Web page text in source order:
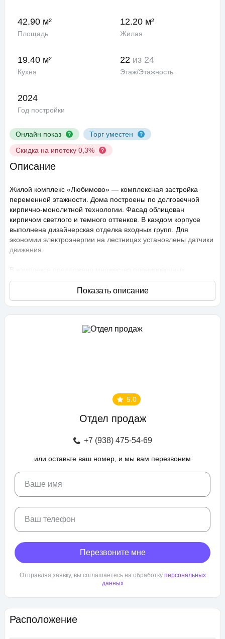
Онлайн показ
Торг уместен
Скидка на ипотеку 0,3%
42.90 м²
Площадь
12.20 м²
Жилая
19.40 м²
Кухня
22 из 24
Этаж/Этажность
2024
Год постройки
Описание
Жилой комплекс «Любимово» — комплексная застройка
переменной этажности. Дома построены по долговечной
кирпично-монолитной технологии. Фасад облицован
кирпичом светлого и темного оттенков. В каждом корпусе
выполнена дизайнерская отделка входных групп. Для
экономии электроэнергии на лестницах установлены датчики
движения.
В комплексе предложено множество планировочных
решений: в наличии квартиры, как классического типа, так и
европланировки. Они сдаются с подчистовой отделкой,
высота потолков составляет 2,75 метра. В квартирах
расположены детские и спортивные площадки,
зоны отдыха с беседками, спроектирован бульвар и
автовладельцев предусмотрен крытый и гостевой паркинг.
ЖК «Любимово» находится в районе «Губернский». Внешняя
инфраструктура развита, в пешей доступности: школа,
детский сад, магазины, поликлиника, салоны красоты. До
центра Краснодара — 25 минут транспортом.
Расположение
5.0
Отдел продаж
+7 (938) 475-54-69
или оставьте ваш номер, и мы вам перезвоним
Ваше имя
Ваш телефон
Перезвоните мне
Отправляя заявку, вы соглашаетесь на обработку персональных
данных